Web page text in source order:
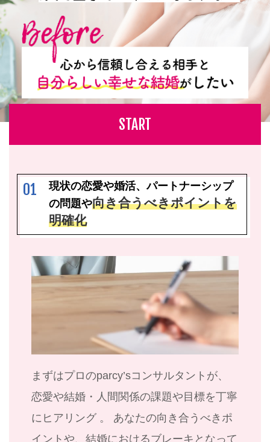
START
01
現状の恋愛や婚活、パートナーシップ
の問題や向き合うべきポイントを
明確化
まずはプロのparcy’sコンサルタントが、
恋愛や結婚・人間関係の課題や目標を丁寧
にヒアリング 。 あなたの向き合うべきポ
イントや、結婚におけるブレーキとなって